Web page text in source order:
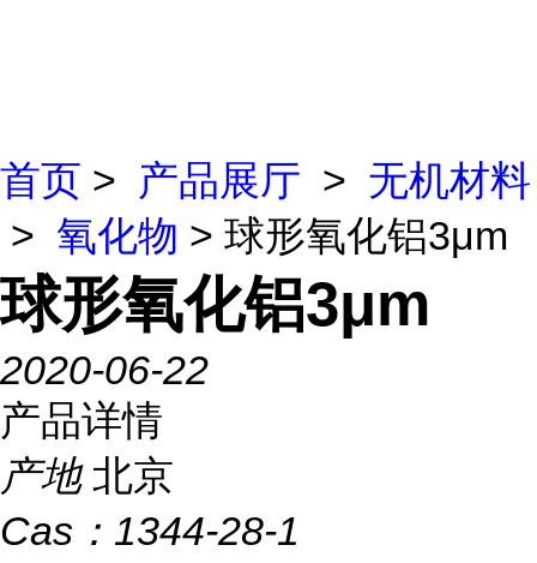
首页 > 产品展厅 > 无机材料
> 氧化物 > 球形氧化铝3μm
球形氧化铝3μm
2020-06-22
产品详情
产地 北京
Cas： 1344-28-1